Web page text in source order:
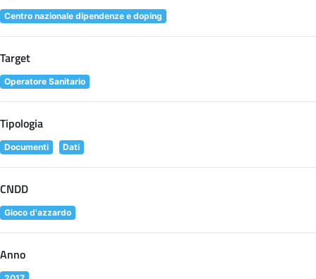
Centro nazionale dipendenze e doping
Target
Operatore Sanitario
Tipologia
Documenti Dati
CNDD
Gioco d'azzardo
Anno